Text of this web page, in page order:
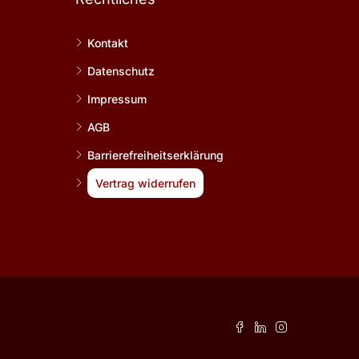
Kontakt
Datenschutz
Impressum
AGB
Barrierefreiheitserklärung
Vertrag widerrufen